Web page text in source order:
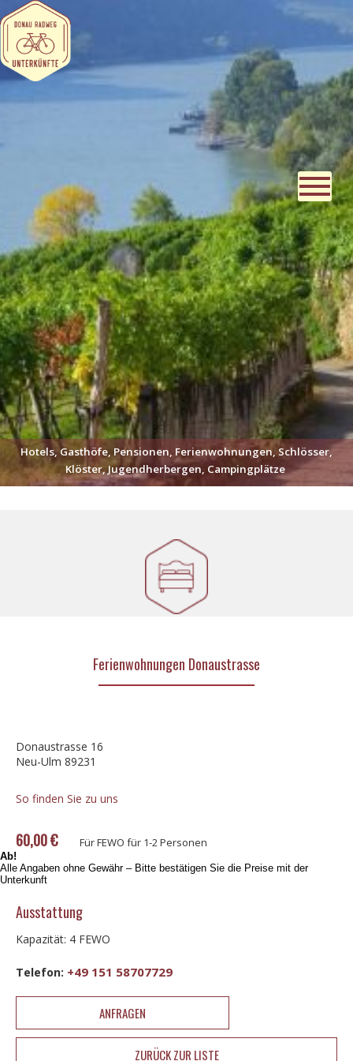
Hotels, Gasthöfe, Pensionen, Ferienwohnungen, Schlösser,
Klöster, Jugendherbergen, Campingplätze
Ferienwohnungen Donaustrasse
Donaustrasse 16
Neu-Ulm 89231
So finden Sie zu uns
60,00 € Für FEWO für 1-2 Personen
Ab!
Alle Angaben ohne Gewähr – Bitte bestätigen Sie die Preise mit der
Unterkunft
Ausstattung
Kapazität: 4 FEWO
Telefon: +49 151 58707729
ANFRAGEN
ZURÜCK ZUR LISTE